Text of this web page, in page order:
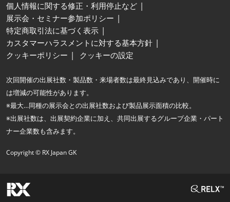
個人情報に関する修正・利用停止など
展示会・セミナー参加ポリシー
特定商取引法に基づく表示
カスタマーハラスメントに対する基本方針
クッキーポリシー
クッキーの設定
次回開催の出展社数・製品数・来場者数は最終見込みであり、開催時に
は増減の可能性があります。
※最大…同種の展示会との出展社数および製品展示面積の比較。
※出展社数は、出展契約企業に加え、共同出展するグループ企業・パート
ナー企業数も含みます。
Copyright © RX Japan GK